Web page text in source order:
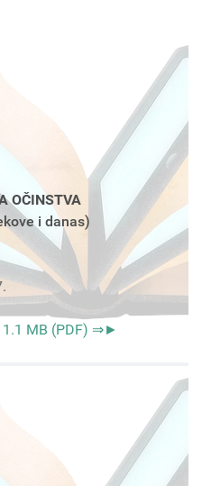
OČINSTVA
i danas)
1.1 MB (PDF) ⇒►